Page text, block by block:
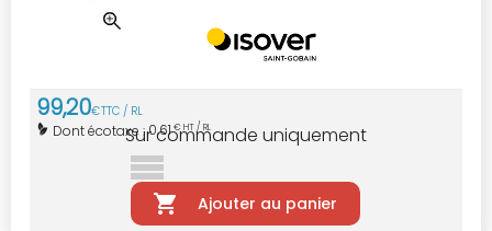
99,20€TTC / RL
Dont écotaxe :0,61€ HT / RL
Sur commande uniquement
Ajouter au panier